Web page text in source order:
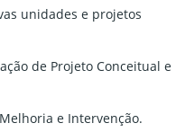
unidades e projetos
de Projeto Conceitual e
e Intervenção.